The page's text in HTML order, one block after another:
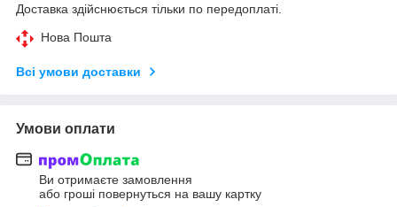
Доставка здійснюється тільки по передоплаті.
Нова Пошта
Всі умови доставки
Умови оплати
Ви отримаєте замовлення
або гроші повернуться на вашу картку